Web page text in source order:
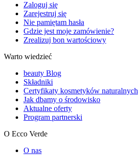
Zaloguj się
Zarejestruj się
Nie pamiętam hasła
Gdzie jest moje zamówienie?
Zrealizuj bon wartościowy
Warto wiedzieć
beauty Blog
Składniki
Certyfikaty kosmetyków naturalnych
Jak dbamy o środowisko
Aktualne oferty
Program partnerski
O Ecco Verde
O nas